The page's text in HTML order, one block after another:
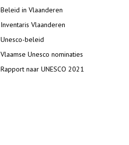
Beleid in Vlaanderen
Inventaris Vlaanderen
Unesco-beleid
Vlaamse Unesco nominaties
Rapport naar UNESCO 2021